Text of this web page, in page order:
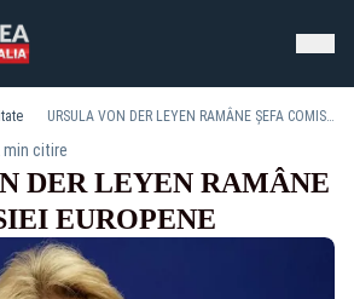
URSULA VON DER LEYEN RAMÂNE ȘEFA COMISIEI EUROPENE
min citire
DER LEYEN RAMÂNE
EUROPENE